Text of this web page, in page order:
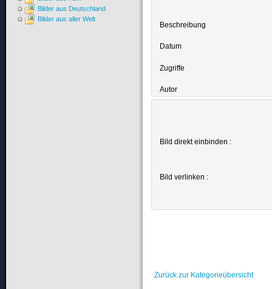
Beschreibung
Datum
Zugriffe
Autor
Bild direkt einbinden :
Bild verlinken :
Zurück zur Kategorieübersicht
Bilder aus Deutschland
Bilder aus aller Welt